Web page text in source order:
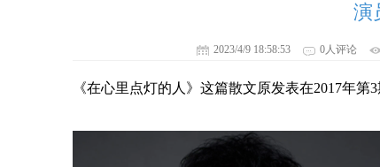
演
2023/4/9 18:58:53 0人评论
《在心里点灯的人》这篇散文原发表在2017年第